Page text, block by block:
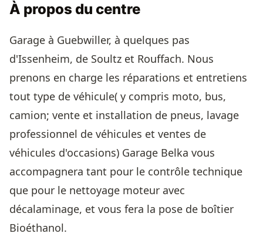
À propos du centre
Garage à Guebwiller, à quelques pas
d'Issenheim, de Soultz et Rouffach. Nous
prenons en charge les réparations et entretiens
tout type de véhicule( y compris moto, bus,
camion; vente et installation de pneus, lavage
professionnel de véhicules et ventes de
véhicules d'occasions) Garage Belka vous
accompagnera tant pour le contrôle technique
que pour le nettoyage moteur avec
décalaminage, et vous fera la pose de boîtier
Bioéthanol.